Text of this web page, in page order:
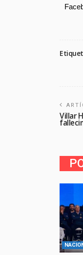
Villar